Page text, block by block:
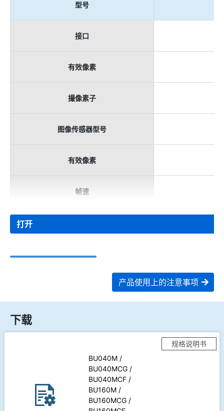
型号
接口
有效像素
撮像素子
图像传感器型号
有效像素
帧速
打开
产品使用上的注意事项
下载
规格说明书
BU040M /
BU040MCG /
BU040MCF /
BU160M /
BU160MCG /